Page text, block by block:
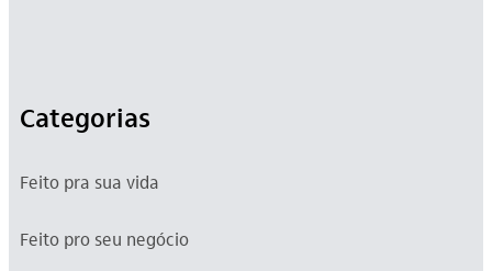
Categorias
Feito pra sua vida
Feito pro seu negócio